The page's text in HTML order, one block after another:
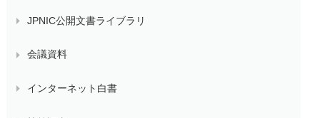
JPNIC公開文書ライブラリ
会議資料
インターネット白書